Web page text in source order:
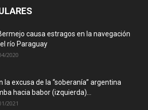
causa estragos en la navegación
río Paraguay
2020
la excusa de la “soberanía” argentina
hacia babor (izquierda)...
2021